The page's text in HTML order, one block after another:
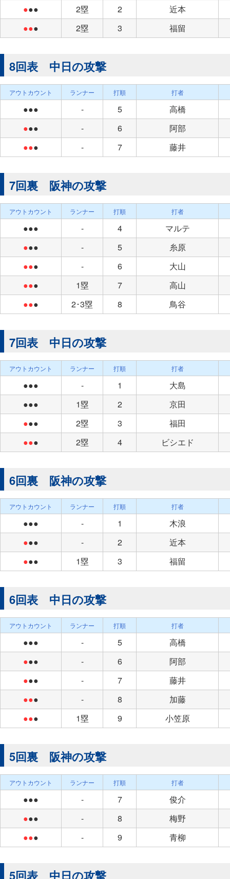
●●● 2塁 2
近本
●●● 2塁 3 福留
8回表 中日の攻撃
アウトカウント ランナー 打順 打者
●●● - 5
高橋
●●● - 6
阿部
●●● - 7 藤井
7回裏 阪神の攻撃
アウトカウント ランナー 打順 打者
●●● - 4
マルテ
●●● - 5
糸原
●●● - 6
大山
●●● 1塁 7
高山
●●● 2･3塁 8 鳥谷
7回表 中日の攻撃
アウトカウント ランナー 打順 打者
●●● - 1
大島
●●●
1塁 2
京田
●●● 2塁 3
福田
●●● 2塁 4 ビシエド
6回裏 阪神の攻撃
アウトカウント ランナー 打順 打者
●●● - 1
木浪
●●● - 2
近本
●●● 1塁 3 福留
6回表 中日の攻撃
アウトカウント ランナー 打順 打者
●●● - 5
高橋
●●● - 6
阿部
●●● - 7
藤井
●●● - 8
加藤
●●● 1塁 9 小笠原
5回裏 阪神の攻撃
アウトカウント ランナー 打順 打者
●●● - 7
俊介
●●● - 8
梅野
●●● - 9 青柳
5回表 中日の攻撃